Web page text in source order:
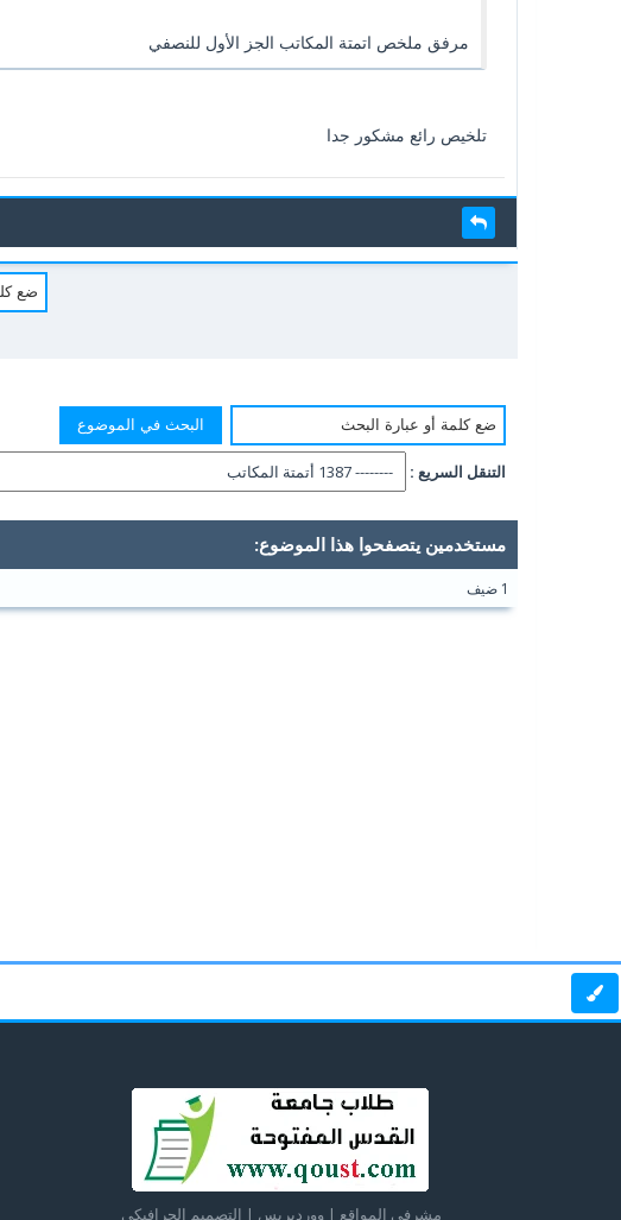
مرفق ملخص اتمتة المكاتب الجز الأول للنصفي
تلخيص رائع مشكور جدا
التنقل السريع :
مستخدمين يتصفحوا هذا الموضوع:
1 ضيف
مشرفي المواقع | ووردبريس | التصميم الجرافيكي